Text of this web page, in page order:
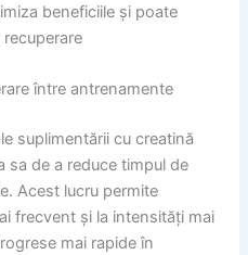
beneficiile și poate
între antrenamente
suplimentării cu creatină
sa de a reduce timpul de
Acest lucru permite
frecvent și la intensități mai
mai rapide în